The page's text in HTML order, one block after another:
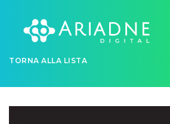
TORNA ALLA LISTA